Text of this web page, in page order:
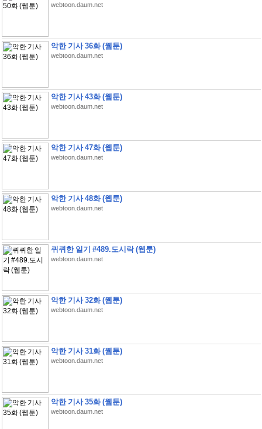
webtoon.daum.net
악한 기사 36화 (웹툰)
webtoon.daum.net
악한 기사 43화 (웹툰)
webtoon.daum.net
악한 기사 47화 (웹툰)
webtoon.daum.net
악한 기사 48화 (웹툰)
webtoon.daum.net
퀴퀴한 일기 #489.도시락 (웹툰)
webtoon.daum.net
악한 기사 32화 (웹툰)
webtoon.daum.net
악한 기사 31화 (웹툰)
webtoon.daum.net
악한 기사 35화 (웹툰)
webtoon.daum.net